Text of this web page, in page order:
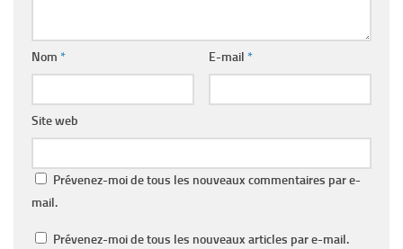
Nom * E-mail *
Site web
Prévenez-moi de tous les nouveaux commentaires par e-
mail.
Prévenez-moi de tous les nouveaux articles par e-mail.